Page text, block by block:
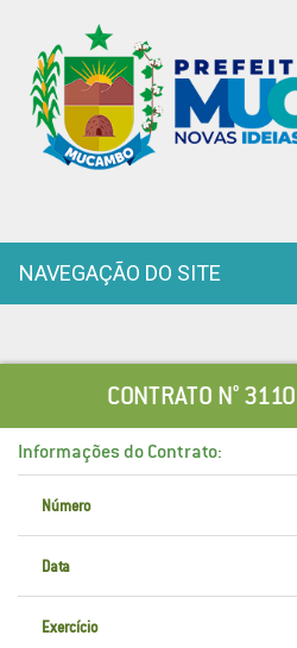
NAVEGAÇÃO DO SITE
CONTRATO N°
Informações do Contrato:
Número
Data
Exercício